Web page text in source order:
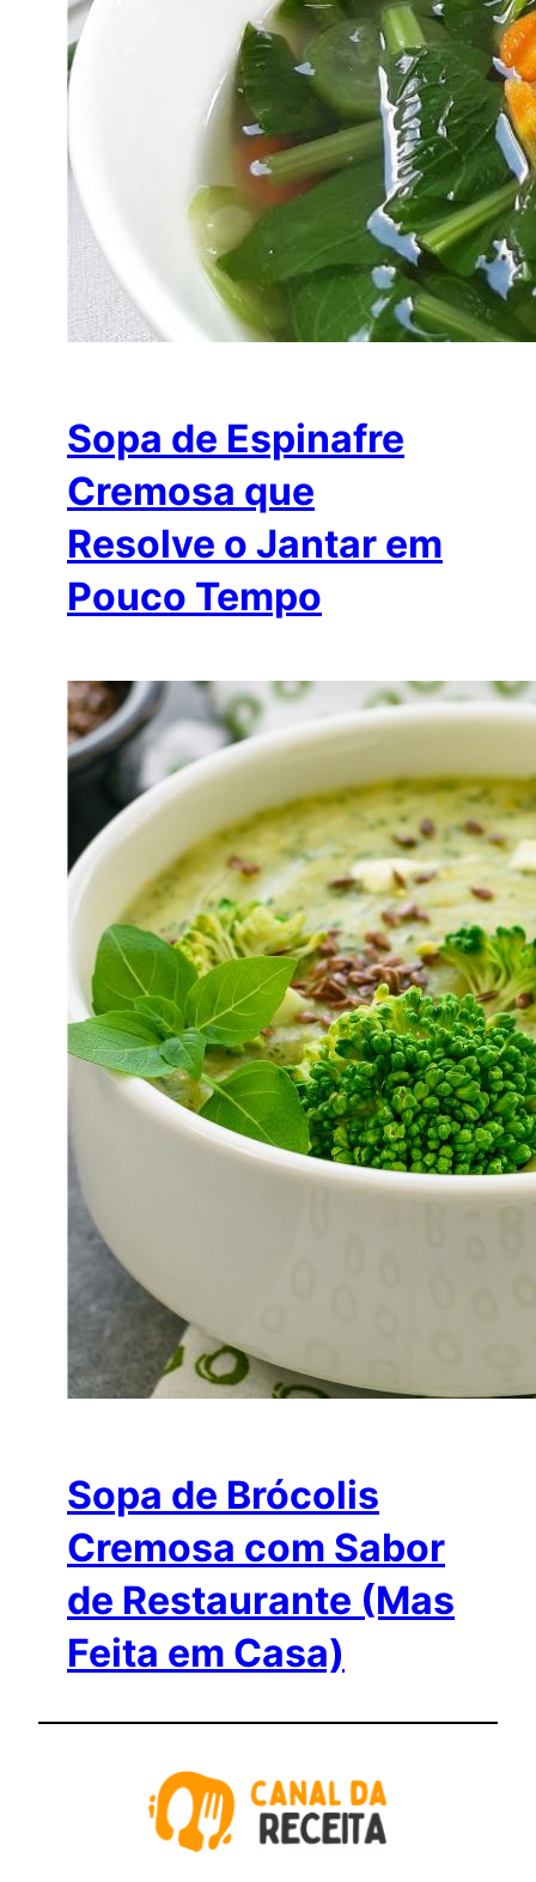
Sopa de Espinafre
Cremosa que
Resolve o Jantar em
Pouco Tempo
Sopa de Brócolis
Cremosa com Sabor
de Restaurante (Mas
Feita em Casa)